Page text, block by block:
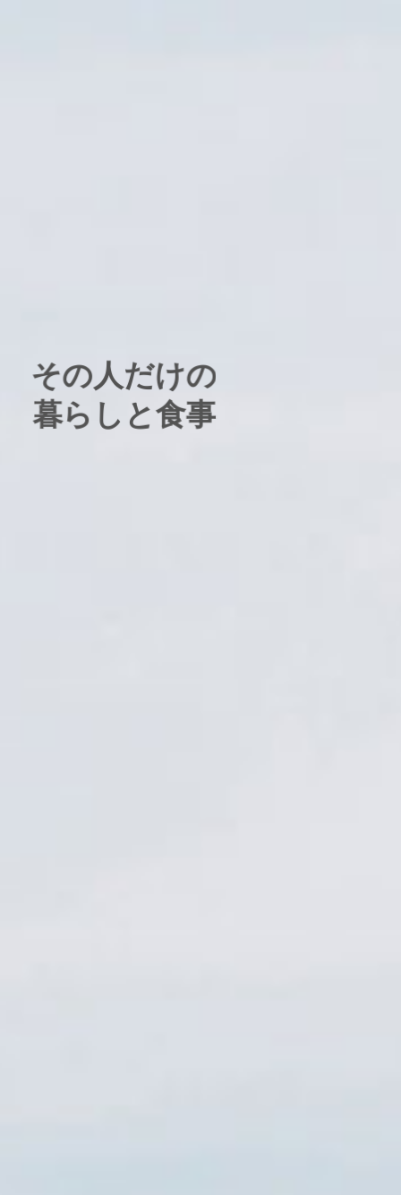
その人だけの
暮らしと食事